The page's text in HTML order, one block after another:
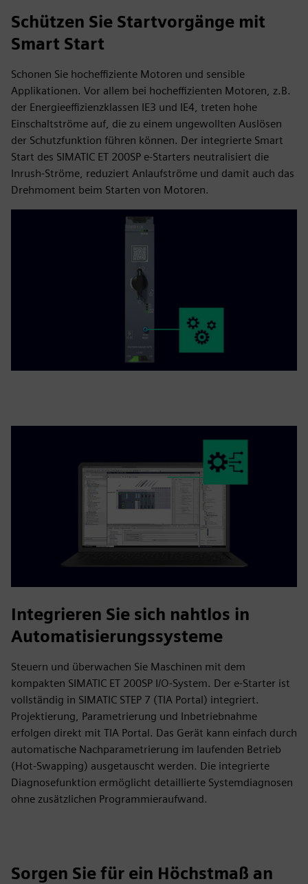
Schützen Sie Startvorgänge mit
Smart Start
Schonen Sie hocheffiziente Motoren und sensible
Applikationen. Vor allem bei hocheffizienten Motoren, z.B.
der Energieeffizienzklassen IE3 und IE4, treten hohe
Einschaltströme auf, die zu einem ungewollten Auslösen
der Schutzfunktion führen können. Der integrierte Smart
Start des SIMATIC ET 200SP e-Starters neutralisiert die
Inrush-Ströme, reduziert Anlaufströme und damit auch das
Drehmoment beim Starten von Motoren.
Integrieren Sie sich nahtlos in
Automatisierungssysteme
Steuern und überwachen Sie Maschinen mit dem
kompakten SIMATIC ET 200SP I/O-System. Der e-Starter ist
vollständig in SIMATIC STEP 7 (TIA Portal) integriert.
Projektierung, Parametrierung und Inbetriebnahme
erfolgen direkt mit TIA Portal. Das Gerät kann einfach durch
automatische Nachparametrierung im laufenden Betrieb
(Hot-Swapping) ausgetauscht werden. Die integrierte
Diagnosefunktion ermöglicht detaillierte Systemdiagnosen
ohne zusätzlichen Programmieraufwand.
Sorgen Sie für ein Höchstmaß an